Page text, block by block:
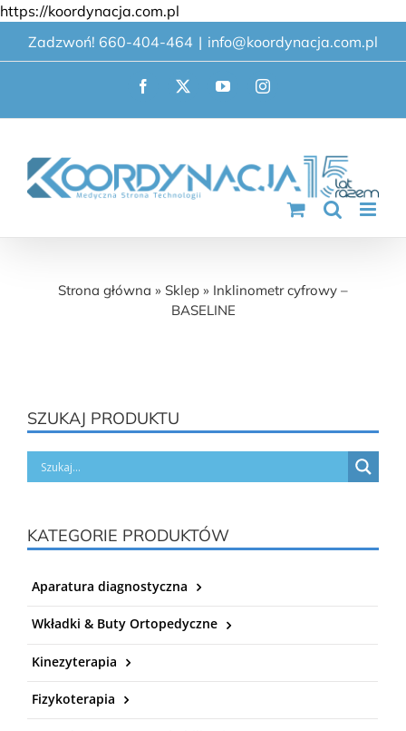
https://koordynacja.com.pl
do
zawartości
Zadzwoń! 660-404-464 | info@koordynacja.com.pl
Facebook
X YouTubeInstagram
Strona główna » Sklep » Inklinometr cyfrowy –
BASELINE
SZUKAJ PRODUKTU
KATEGORIE PRODUKTÓW
Aparatura diagnostyczna
Wkładki & Buty Ortopedyczne
Kinezyterapia
Fizykoterapia